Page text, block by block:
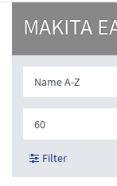
MAKITA
Filter